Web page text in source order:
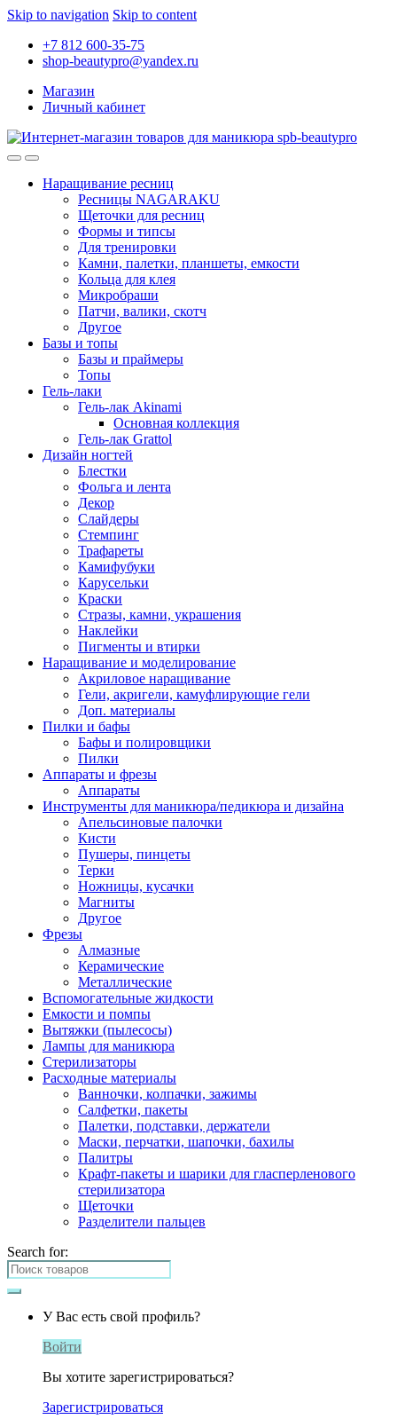
Skip to navigation Skip to content
+7 812 600-35-75
shop-beautypro@yandex.ru
Магазин
Личный кабинет
Наращивание ресниц
Ресницы NAGARAKU
Щеточки для ресниц
Формы и типсы
Для тренировки
Камни, палетки, планшеты, емкости
Кольца для клея
Микробраши
Патчи, валики, скотч
Другое
Базы и топы
Базы и праймеры
Топы
Гель-лаки
Гель-лак Akinami
Основная коллекция
Гель-лак Grattol
Дизайн ногтей
Блестки
Фольга и лента
Декор
Слайдеры
Стемпинг
Трафареты
Камифубуки
Карусельки
Краски
Стразы, камни, украшения
Наклейки
Пигменты и втирки
Наращивание и моделирование
Акриловое наращивание
Гели, акригели, камуфлирующие гели
Доп. материалы
Пилки и бафы
Бафы и полировщики
Пилки
Аппараты и фрезы
Аппараты
Инструменты для маникюра/педикюра и дизайна
Апельсиновые палочки
Кисти
Пушеры, пинцеты
Терки
Ножницы, кусачки
Магниты
Другое
Фрезы
Алмазные
Керамические
Металлические
Вспомогательные жидкости
Емкости и помпы
Вытяжки (пылесосы)
Лампы для маникюра
Стерилизаторы
Расходные материалы
Ванночки, колпачки, зажимы
Салфетки, пакеты
Палетки, подставки, держатели
Маски, перчатки, шапочки, бахилы
Палитры
Крафт-пакеты и шарики для гласперленового
стерилизатора
Щеточки
Разделители пальцев
Search for:
У Вас есть свой профиль?
Войти
Вы хотите зарегистрироваться?
Зарегистрироваться